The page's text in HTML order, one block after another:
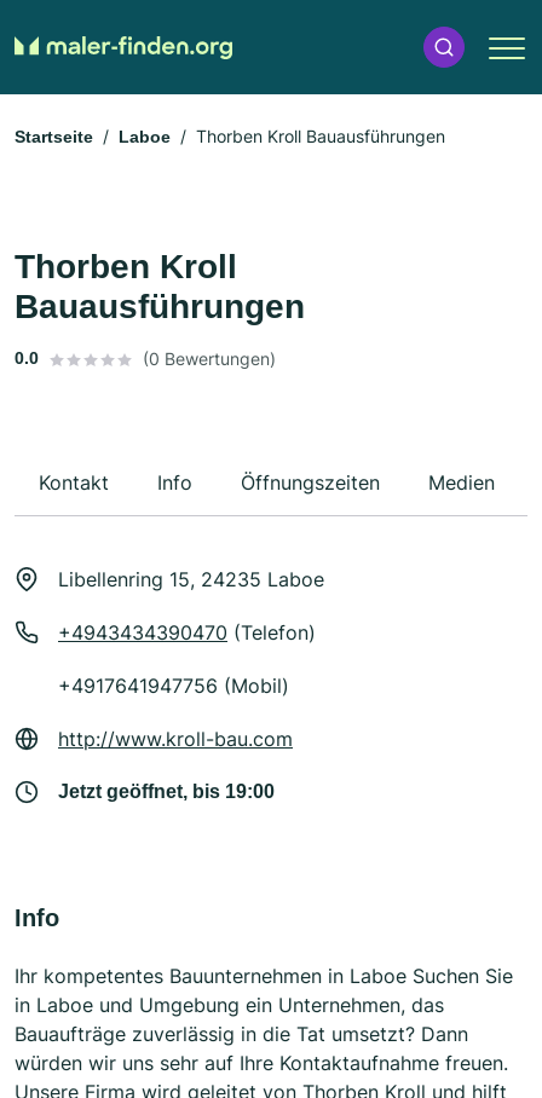
Startseite Laboe Thorben Kroll Bauausführungen
Thorben Kroll
Bauausführungen
0.0 (0 Bewertungen)
Kontakt Info Öffnungszeiten Medien
Libellenring 15, 24235 Laboe
+4943434390470 (Telefon)
+4917641947756 (Mobil)
http://www.kroll-bau.com
Jetzt geöffnet, bis 19:00
Info
Ihr kompetentes Bauunternehmen in Laboe Suchen Sie
in Laboe und Umgebung ein Unternehmen, das
Bauaufträge zuverlässig in die Tat umsetzt? Dann
würden wir uns sehr auf Ihre Kontaktaufnahme freuen.
Unsere Firma wird geleitet von Thorben Kroll und hilft